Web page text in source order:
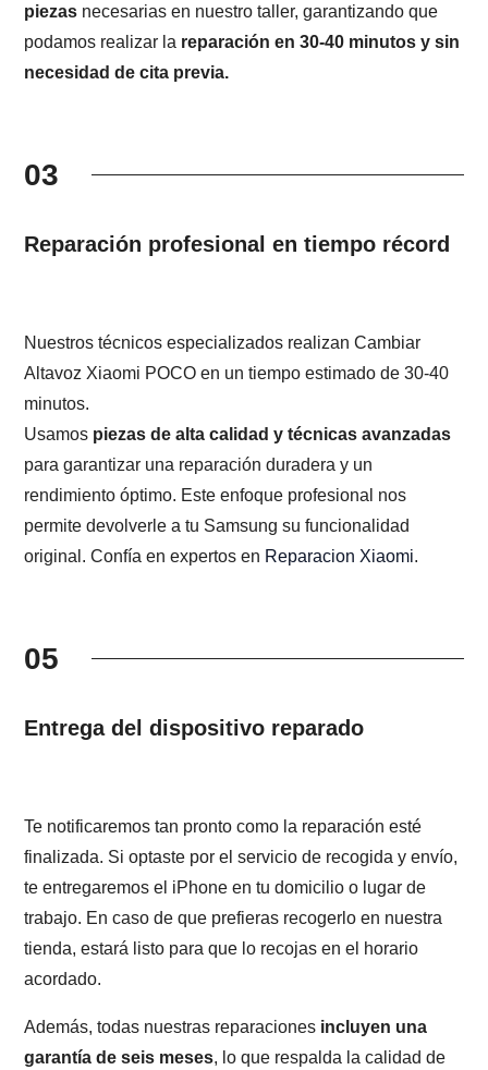
piezas necesarias en nuestro taller, garantizando que
podamos realizar la reparación en 30-40 minutos y sin
necesidad de cita previa.
03
Reparación profesional en tiempo récord
Nuestros técnicos especializados realizan Cambiar
Altavoz Xiaomi POCO en un tiempo estimado de 30-40
minutos.
Usamos piezas de alta calidad y técnicas avanzadas
para garantizar una reparación duradera y un
rendimiento óptimo. Este enfoque profesional nos
permite devolverle a tu Samsung su funcionalidad
original. Confía en expertos en Reparacion Xiaomi.
05
Entrega del dispositivo reparado
Te notificaremos tan pronto como la reparación esté
finalizada. Si optaste por el servicio de recogida y envío,
te entregaremos el iPhone en tu domicilio o lugar de
trabajo. En caso de que prefieras recogerlo en nuestra
tienda, estará listo para que lo recojas en el horario
acordado.
Además, todas nuestras reparaciones incluyen una
garantía de seis meses, lo que respalda la calidad de